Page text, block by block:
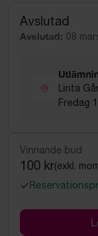
Avslutad
Avslutad: 08
Linta
Fredag
Vinnande bud
100 kr(exkl.